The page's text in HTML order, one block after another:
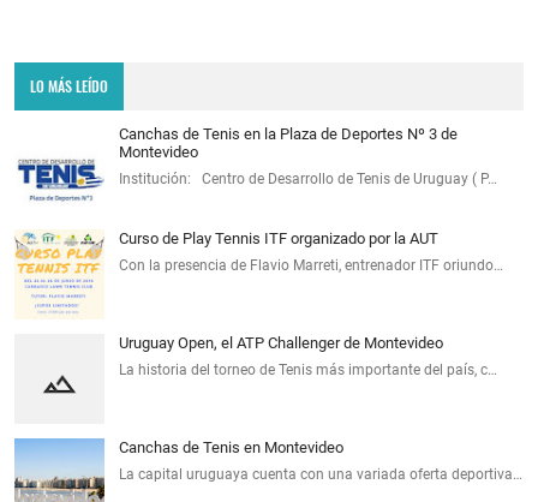
LO MÁS LEÍDO
Canchas de Tenis en la Plaza de Deportes Nº 3 de
Montevideo
Institución: Centro de Desarrollo de Tenis de Uruguay ( P…
Curso de Play Tennis ITF organizado por la AUT
Con la presencia de Flavio Marreti, entrenador ITF oriundo…
Uruguay Open, el ATP Challenger de Montevideo
La historia del torneo de Tenis más importante del país, c…
Canchas de Tenis en Montevideo
La capital uruguaya cuenta con una variada oferta deportiva…